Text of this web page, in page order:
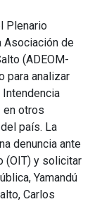
Plenario
Asociación de
(ADEOM-
para analizar
en otros
país. La
denuncia ante
(OIT) y solicitar
Yamandú
Carlos